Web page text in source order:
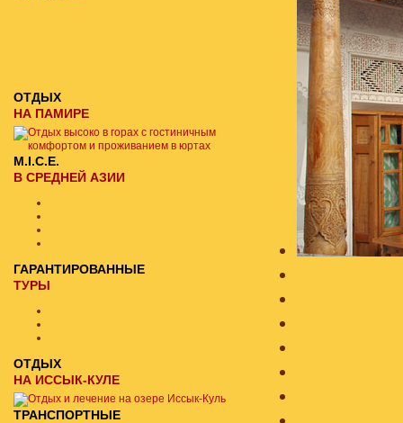
ОТДЫХ
НА ПАМИРЕ
M.I.C.E.
В СРЕДНЕЙ АЗИИ
ГАРАНТИРОВАННЫЕ
ТУРЫ
ОТДЫХ
НА ИССЫК-КУЛЕ
ТРАНСПОРТНЫЕ